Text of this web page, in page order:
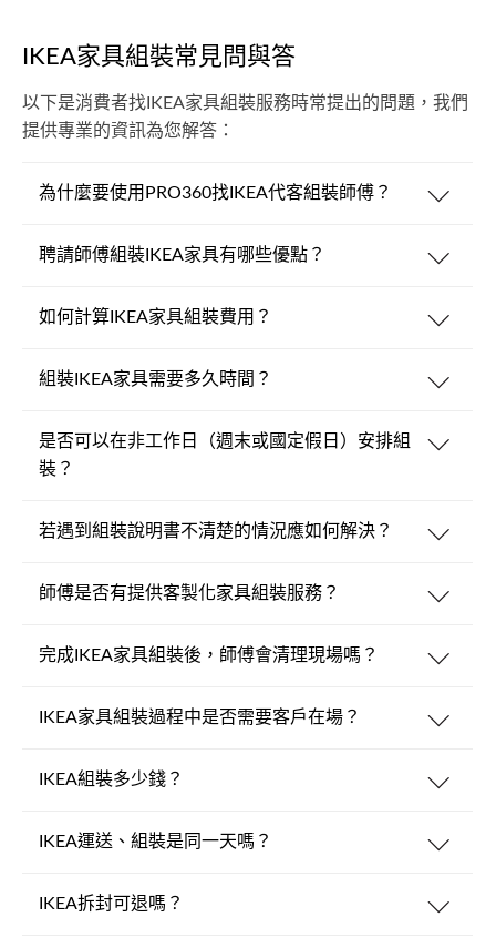
IKEA家具組裝常見問與答
以下是消費者找IKEA家具組裝服務時常提出的問題，我們
提供專業的資訊為您解答：
為什麼要使用PRO360找IKEA代客組裝師傅？
聘請師傅組裝IKEA家具有哪些優點？
如何計算IKEA家具組裝費用？
組裝IKEA家具需要多久時間？
是否可以在非工作日（週末或國定假日）安排組
裝？
若遇到組裝說明書不清楚的情況應如何解決？
師傅是否有提供客製化家具組裝服務？
完成IKEA家具組裝後，師傅會清理現場嗎？
IKEA家具組裝過程中是否需要客戶在場？
IKEA組裝多少錢？
IKEA運送、組裝是同一天嗎？
IKEA拆封可退嗎？